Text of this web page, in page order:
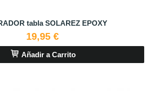
tabla SOLAREZ EPOXY
19,95 €
Añadir a Carrito